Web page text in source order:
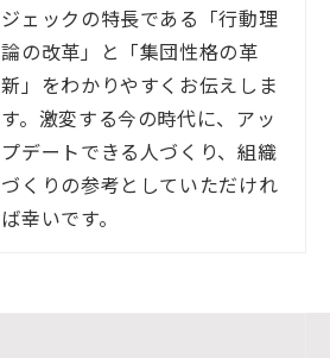
ジェックの特長である「行動理
論の改革」と「集団性格の革
新」をわかりやすくお伝えしま
す。激変する今の時代に、アッ
プデートできる人づくり、組織
づくりの参考としていただけれ
ば幸いです。